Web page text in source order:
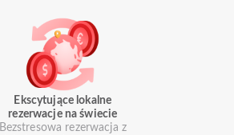
Ekscytujące lokalne
rezerwacje na świecie
Bezstresowa rezerwacja z